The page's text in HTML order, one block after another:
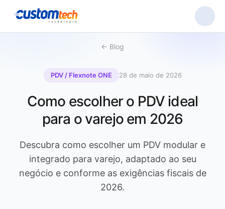
← Blog
PDV / Flexnote ONE 28 de maio de 2026
Como escolher o PDV ideal
para o varejo em 2026
Descubra como escolher um PDV modular e
integrado para varejo, adaptado ao seu
negócio e conforme as exigências fiscais de
2026.